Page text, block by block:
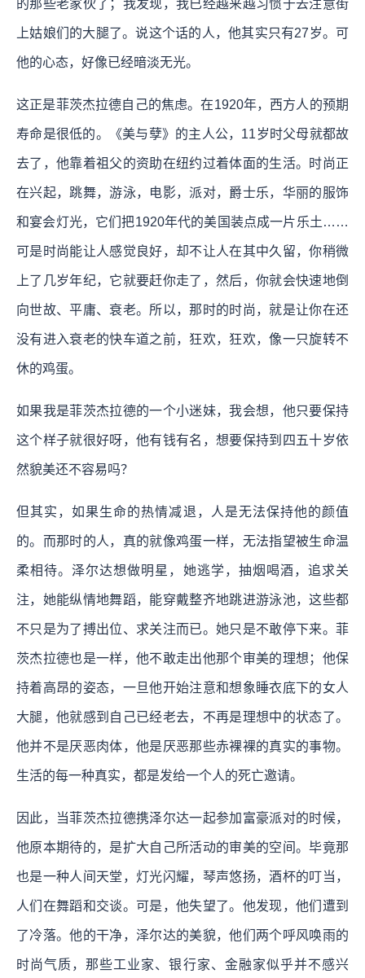
的那些老家伙了；我发现，我已经越来越习惯于去注意街
上姑娘们的大腿了。说这个话的人，他其实只有27岁。可
他的心态，好像已经暗淡无光。
这正是菲茨杰拉德自己的焦虑。在1920年，西方人的预期
寿命是很低的。《美与孽》的主人公，11岁时父母就都故
去了，他靠着祖父的资助在纽约过着体面的生活。时尚正
在兴起，跳舞，游泳，电影，派对，爵士乐，华丽的服饰
和宴会灯光，它们把1920年代的美国装点成一片乐土……
可是时尚能让人感觉良好，却不让人在其中久留，你稍微
上了几岁年纪，它就要赶你走了，然后，你就会快速地倒
向世故、平庸、衰老。所以，那时的时尚，就是让你在还
没有进入衰老的快车道之前，狂欢，狂欢，像一只旋转不
休的鸡蛋。
如果我是菲茨杰拉德的一个小迷妹，我会想，他只要保持
这个样子就很好呀，他有钱有名，想要保持到四五十岁依
然貌美还不容易吗？
但其实，如果生命的热情减退，人是无法保持他的颜值
的。而那时的人，真的就像鸡蛋一样，无法指望被生命温
柔相待。泽尔达想做明星，她逃学，抽烟喝酒，追求关
注，她能纵情地舞蹈，能穿戴整齐地跳进游泳池，这些都
不只是为了搏出位、求关注而已。她只是不敢停下来。菲
茨杰拉德也是一样，他不敢走出他那个审美的理想；他保
持着高昂的姿态，一旦他开始注意和想象睡衣底下的女人
大腿，他就感到自己已经老去，不再是理想中的状态了。
他并不是厌恶肉体，他是厌恶那些赤裸裸的真实的事物。
生活的每一种真实，都是发给一个人的死亡邀请。
因此，当菲茨杰拉德携泽尔达一起参加富豪派对的时候，
他原本期待的，是扩大自己所活动的审美的空间。毕竟那
也是一种人间天堂，灯光闪耀，琴声悠扬，酒杯的叮当，
人们在舞蹈和交谈。可是，他失望了。他发现，他们遭到
了冷落。他的干净，泽尔达的美貌，他们两个呼风唤雨的
时尚气质，那些工业家、银行家、金融家似乎并不感兴